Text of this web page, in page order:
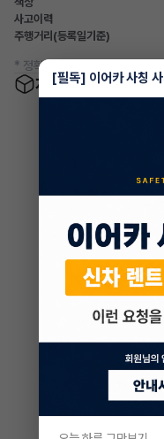
사고이력
주행거리(등록일기준)
* 정확한 정보는 판매자와 반드
차량 옵션 정보
[필독] 이어카 사칭 사